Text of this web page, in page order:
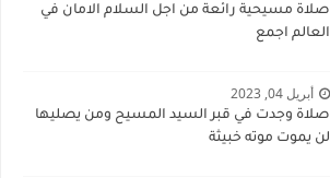
صلاة مسيحية رائعة من اجل السلام الامان في
العالم اجمع
أبريل 04, 2023
صلاة وجدت في قبر السيد المسيح ومن يصليها
لن يموت موته خبيثة